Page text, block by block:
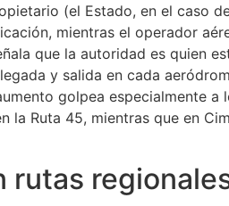
(el Estado, en el caso
mientras el operador
que la autoridad es quien
y salida en cada
golpea especialmente a
la Ruta 45, mientras que en
rutas